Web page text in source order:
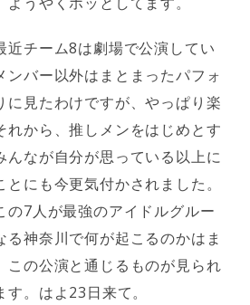
近チーム8は劇場で公演してい
ンバー以外はまとまったパフォ
に見たわけですが、やっぱり楽
れから、推しメンをはじめとす
んなが自分が思っている以上に
にも今更気付かされました。
の7人が最強のアイドルグルー
る神奈川で何が起こるのかはま
この公演と通じるものが見られ
。はよ23日来て。